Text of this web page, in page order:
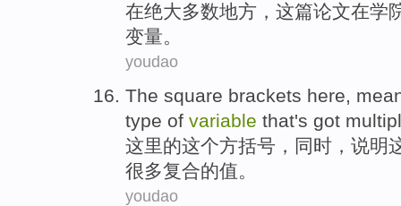
在绝大多数地方 ， 这篇论文在学
变量。
youdao
The square brackets here,
type of variable that's got
这里的这个方括号 ， 同时 ， 说明
很多复合的值。
youdao